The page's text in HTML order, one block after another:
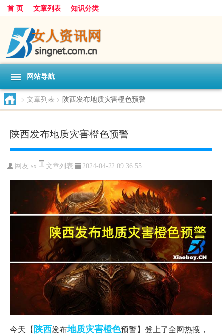
首 页 文章列表 知识分类
网站导航
> 文章列表 > 陕西发布地质灾害橙色预警
陕西发布地质灾害橙色预警
网友:sx 文章列表 2024-04-22 09:36:55
今天【陕西发布地质灾害橙色预警】登上了全网热搜，